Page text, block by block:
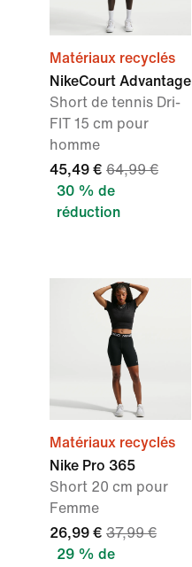
Matériaux recyclés
NikeCourt Advantage
Short de tennis Dri-
FIT 15 cm pour
homme
45,49 € 64,99 €
30 % de
réduction
Matériaux recyclés
Nike Pro 365
Short 20 cm pour
Femme
26,99 € 37,99 €
29 % de